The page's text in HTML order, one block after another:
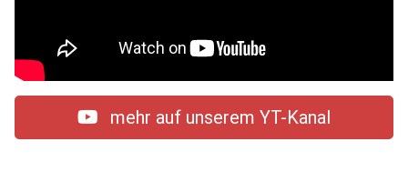
mehr auf unserem YT-Kanal